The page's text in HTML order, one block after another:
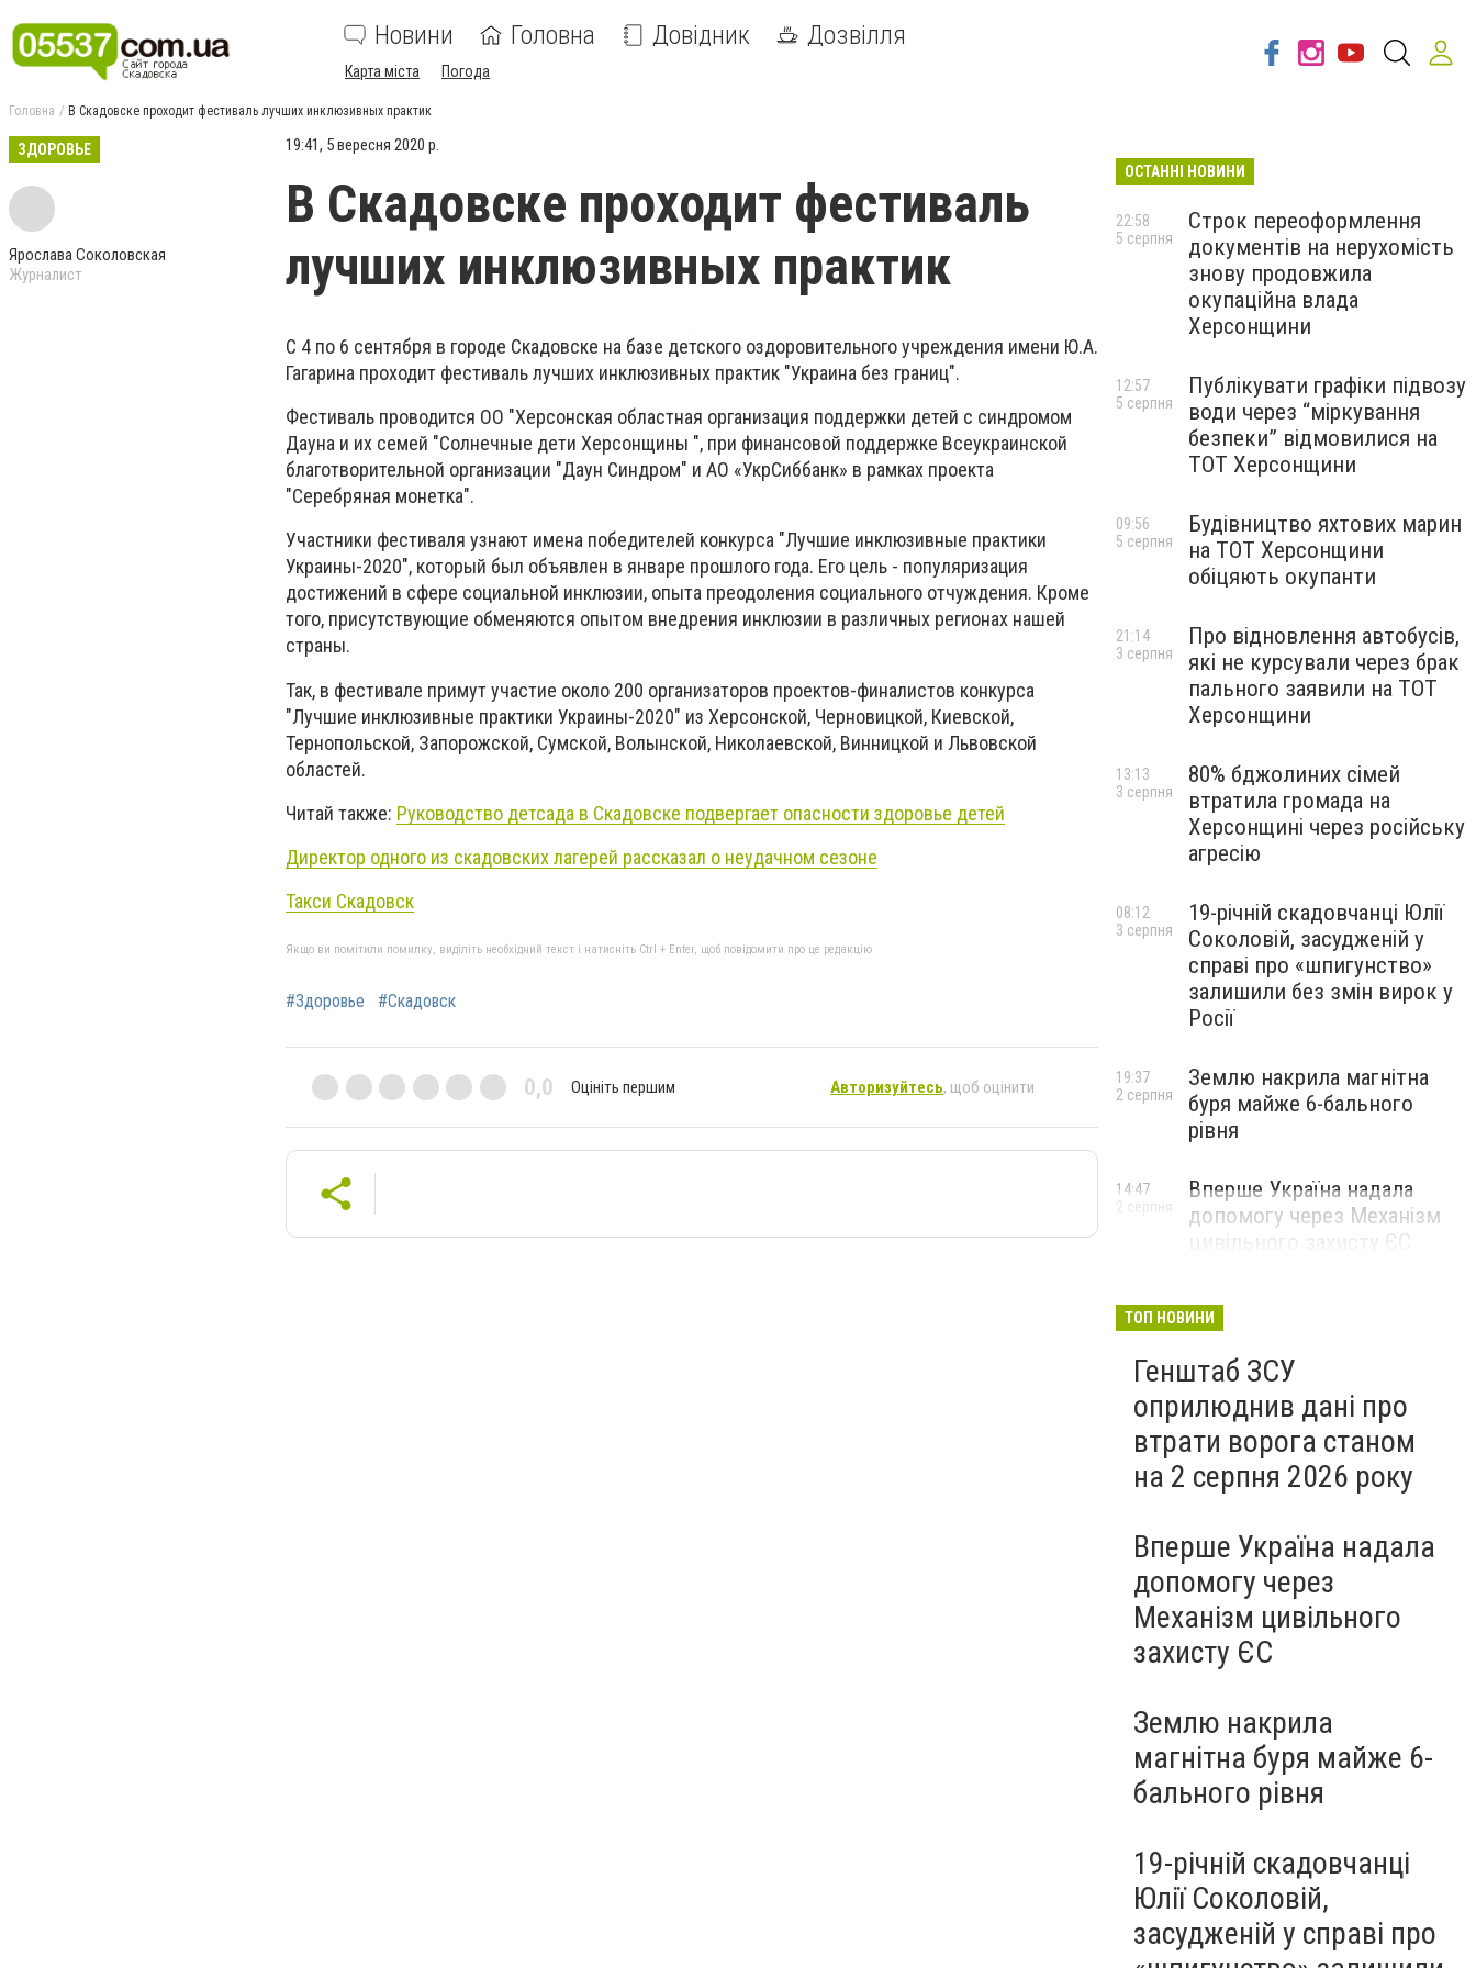
Новини Головна Довідник Дозвілля
Карта міста Погода
Головна В Скадовске проходит фестиваль лучших инклюзивных практик
ЗДОРОВЬЕ
Ярослава Соколовская
Журналист
19:41, 5 вересня 2020 р.
В Скадовске проходит фестиваль
лучших инклюзивных практик
С 4 по 6 сентября в городе Скадовске на базе детского оздоровительного учреждения имени Ю.А.
Гагарина проходит фестиваль лучших инклюзивных практик "Украина без границ".
Фестиваль проводится ОО "Херсонская областная организация поддержки детей с синдромом
Дауна и их семей "Солнечные дети Херсонщины ", при финансовой поддержке Всеукраинской
благотворительной организации "Даун Синдром" и АО «УкрСиббанк» в рамках проекта
"Серебряная монетка".
Участники фестиваля узнают имена победителей конкурса "Лучшие инклюзивные практики
Украины-2020", который был объявлен в январе прошлого года. Его цель - популяризация
достижений в сфере социальной инклюзии, опыта преодоления социального отчуждения. Кроме
того, присутствующие обменяются опытом внедрения инклюзии в различных регионах нашей
страны.
Так, в фестивале примут участие около 200 организаторов проектов-финалистов конкурса
"Лучшие инклюзивные практики Украины-2020" из Херсонской, Черновицкой, Киевской,
Тернопольской, Запорожской, Сумской, Волынской, Николаевской, Винницкой и Львовской
областей.
Читай также: Руководство детсада в Скадовске подвергает опасности здоровье детей
Директор одного из скадовских лагерей рассказал о неудачном сезоне
Такси Скадовск
Якщо ви помітили помилку, виділіть необхідний текст і натисніть Ctrl + Enter, щоб повідомити про це редакцію
#Здоровье #Скадовск
0,0 Оцініть першим Авторизуйтесь, щоб оцінити
ОСТАННІ НОВИНИ
Строк переоформлення
документів на нерухомість
знову продовжила
окупаційна влада
Херсонщини
22:58
5 серпня
Публікувати графіки підвозу
води через “міркування
безпеки” відмовилися на
ТОТ Херсонщини
12:57
5 серпня
Будівництво яхтових марин
на ТОТ Херсонщини
обіцяють окупанти
09:56
5 серпня
Про відновлення автобусів,
які не курсували через брак
пального заявили на ТОТ
Херсонщини
21:14
3 серпня
80% бджолиних сімей
втратила громада на
Херсонщині через російську
агресію
13:13
3 серпня
19-річній скадовчанці Юлії
Соколовій, засудженій у
справі про «шпигунство»
залишили без змін вирок у
Росії
08:12
3 серпня
Землю накрила магнітна
буря майже 6-бального
рівня
19:37
2 серпня
Вперше Україна надала
допомогу через Механізм
цивільного захисту ЄС
14:47
2 серпня
ТОП НОВИНИ
Генштаб ЗСУ
оприлюднив дані про
втрати ворога станом
на 2 серпня 2026 року
Вперше Україна надала
допомогу через
Механізм цивільного
захисту ЄС
Землю накрила
магнітна буря майже 6-
бального рівня
19-річній скадовчанці
Юлії Соколовій,
засудженій у справі про